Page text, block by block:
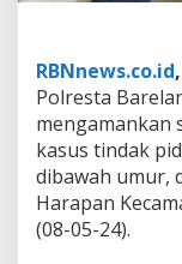
RBNnews.co.id
Polresta
mengamankan
kasus tindak
dibawah umur,
Harapan
(08-05-24).